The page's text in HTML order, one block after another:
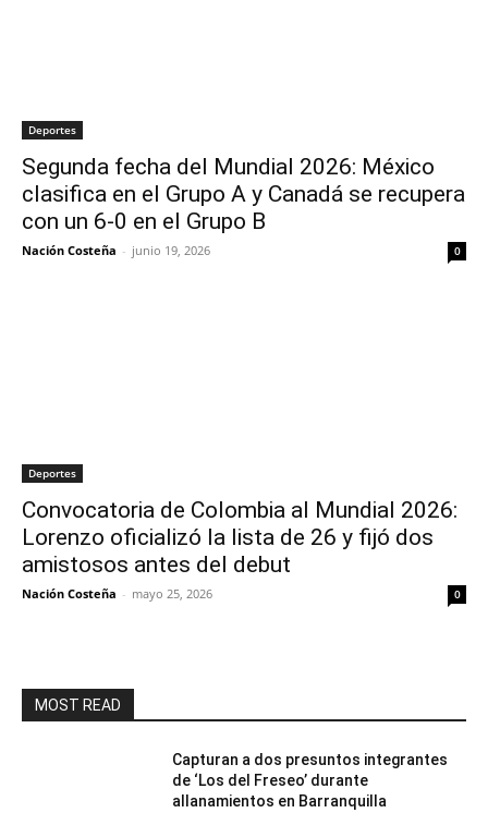
Deportes
Segunda fecha del Mundial 2026: México
clasifica en el Grupo A y Canadá se recupera
con un 6-0 en el Grupo B
Nación Costeña - junio 19, 2026 0
Deportes
Convocatoria de Colombia al Mundial 2026:
Lorenzo oficializó la lista de 26 y fijó dos
amistosos antes del debut
Nación Costeña - mayo 25, 2026 0
MOST READ
Capturan a dos presuntos integrantes
de ‘Los del Freseo’ durante
allanamientos en Barranquilla